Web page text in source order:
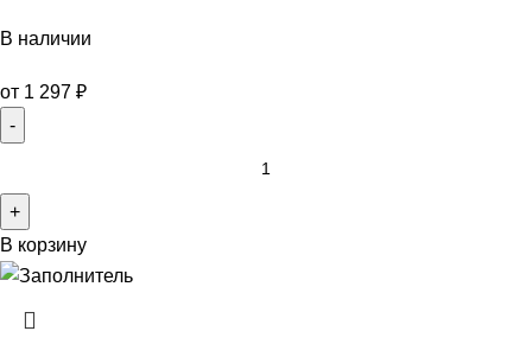
В наличии
от 1 297 ₽
В корзину